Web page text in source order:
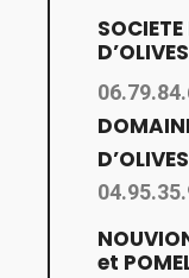
et